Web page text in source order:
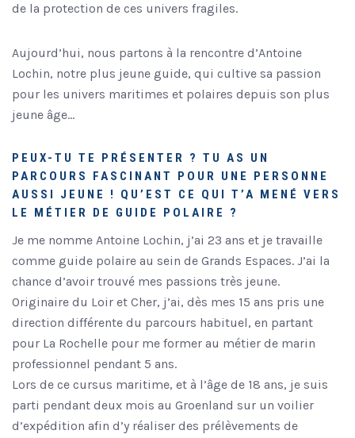
de la protection de ces univers fragiles.
Aujourd’hui, nous partons à la rencontre d’Antoine
Lochin, notre plus jeune guide, qui cultive sa passion
pour les univers maritimes et polaires depuis son plus
jeune âge…
PEUX-TU TE PRÉSENTER ? TU AS UN
PARCOURS FASCINANT POUR UNE PERSONNE
AUSSI JEUNE ! QU’EST CE QUI T’A MENÉ VERS
LE MÉTIER DE GUIDE POLAIRE ?
Je me nomme Antoine Lochin, j’ai 23 ans et je travaille
comme guide polaire au sein de Grands Espaces. J’ai la
chance d’avoir trouvé mes passions très jeune.
Originaire du Loir et Cher, j’ai, dès mes 15 ans pris une
direction différente du parcours habituel, en partant
pour La Rochelle pour me former au métier de marin
professionnel pendant 5 ans.
Lors de ce cursus maritime, et à l’âge de 18 ans, je suis
parti pendant deux mois au Groenland sur un voilier
d’expédition afin d’y réaliser des prélèvements de